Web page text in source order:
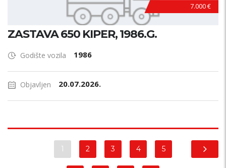
7.000 €
ZASTAVA 650 KIPER, 1986.G.
Godište vozila 1986
Objavljen 20.07.2026.
1 2 3 4 5